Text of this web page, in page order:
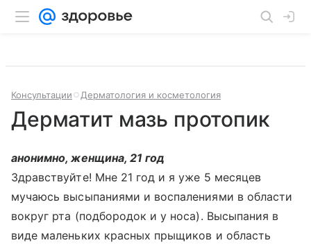
Консультации Дерматология и косметология
Дерматит мазь протопик
анонимно, женщина, 21 год
Здравствуйте! Мне 21 год и я уже 5 месяцев
мучаюсь высыпаниями и воспалениями в области
вокруг рта (подбородок и у носа). Высыпания в
виде маленьких красных прыщиков и область